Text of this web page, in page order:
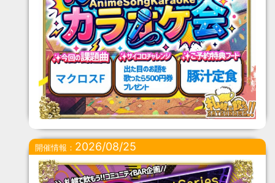
開催情報： 2026/08/25